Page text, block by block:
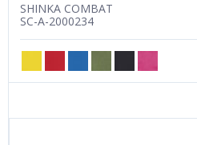
SHINKA COMBAT
SC-A-2000234